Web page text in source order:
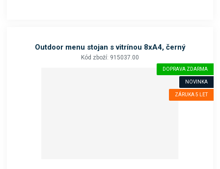
Outdoor menu stojan s vitrínou 8xA4, černý
Kód zboží: 915037.00
DOPRAVA ZDARMA
NOVINKA
ZÁRUKA 5 LET